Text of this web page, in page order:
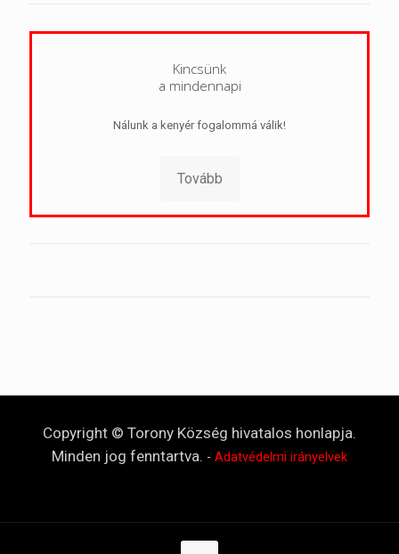
Kincsünk
a mindennapi
Nálunk a kenyér fogalommá válik!
Tovább
Copyright © Torony Község hivatalos honlapja.
Minden jog fenntartva. - Adatvédelmi irányelvek